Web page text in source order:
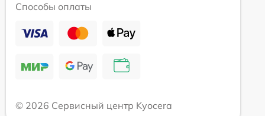
Способы оплаты
© 2026 Сервисный центр Kyocera